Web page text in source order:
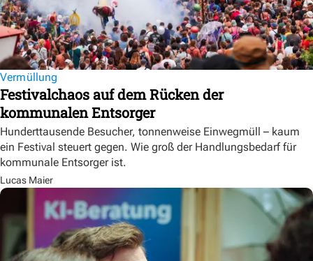
Vermüllung
Festivalchaos auf dem Rücken der
kommunalen Entsorger
Hunderttausende Besucher, tonnenweise Einwegmüll – kaum
ein Festival steuert gegen. Wie groß der Handlungsbedarf für
kommunale Entsorger ist.
Lucas Maier